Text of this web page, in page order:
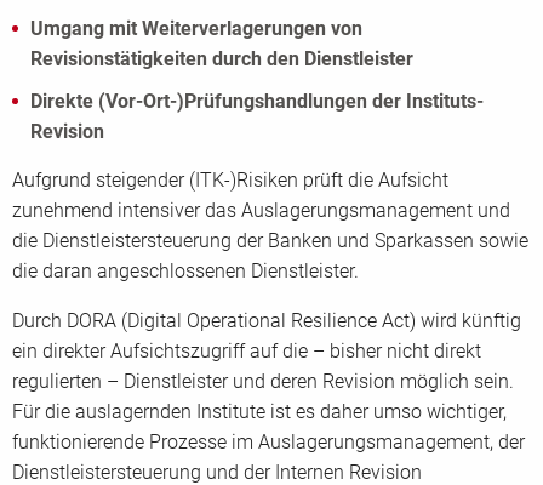
Umgang mit Weiterverlagerungen von
Revisionstätigkeiten durch den Dienstleister
Direkte (Vor-Ort-)Prüfungshandlungen der Instituts-
Revision
Aufgrund steigender (ITK-)Risiken prüft die Aufsicht
zunehmend intensiver das Auslagerungsmanagement und
die Dienstleistersteuerung der Banken und Sparkassen sowie
die daran angeschlossenen Dienstleister.
Durch DORA (Digital Operational Resilience Act) wird künftig
ein direkter Aufsichtszugriff auf die – bisher nicht direkt
regulierten – Dienstleister und deren Revision möglich sein.
Für die auslagernden Institute ist es daher umso wichtiger,
funktionierende Prozesse im Auslagerungsmanagement, der
Dienstleistersteuerung und der Internen Revision